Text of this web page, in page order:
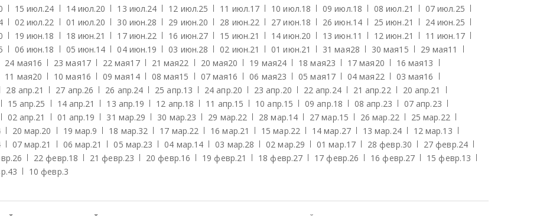
15 июл.24 14 июл.20 13 июл.24 12 июл.25 11 июл.17 10 июл.18 09 июл.18 08 июл.21 07 июл.25
02 июл.22 01 июл.20 30 июн.28 29 июн.20 28 июн.22 27 июн.18 26 июн.14 25 июн.21 24 июн.25
19 июн.18 18 июн.21 17 июн.22 16 июн.27 15 июн.21 14 июн.20 13 июн.11 12 июн.21 11 июн.17
06 июн.18 05 июн.14 04 июн.19 03 июн.28 02 июн.21 01 июн.21 31 мая28 30 мая15 29 мая11
24 мая16 23 мая17 22 мая17 21 мая22 20 мая20 19 мая24 18 мая23 17 мая20 16 мая13
11 мая20 10 мая16 09 мая14 08 мая15 07 мая16 06 мая23 05 мая17 04 мая22 03 мая16
28 апр.21 27 апр.26 26 апр.24 25 апр.13 24 апр.20 23 апр.20 22 апр.24 21 апр.22 20 апр.21
15 апр.25 14 апр.21 13 апр.19 12 апр.18 11 апр.15 10 апр.15 09 апр.18 08 апр.23 07 апр.23
02 апр.21 01 апр.19 31 мар.29 30 мар.23 29 мар.22 28 мар.14 27 мар.15 26 мар.22 25 мар.22
20 мар.20 19 мар.9 18 мар.32 17 мар.22 16 мар.21 15 мар.22 14 мар.27 13 мар.24 12 мар.13
07 мар.21 06 мар.21 05 мар.23 04 мар.14 03 мар.28 02 мар.29 01 мар.17 28 февр.30 27 февр.24
26 22 февр.18 21 февр.23 20 февр.16 19 февр.21 18 февр.27 17 февр.26 16 февр.27 15 февр.13
43 10 февр.3